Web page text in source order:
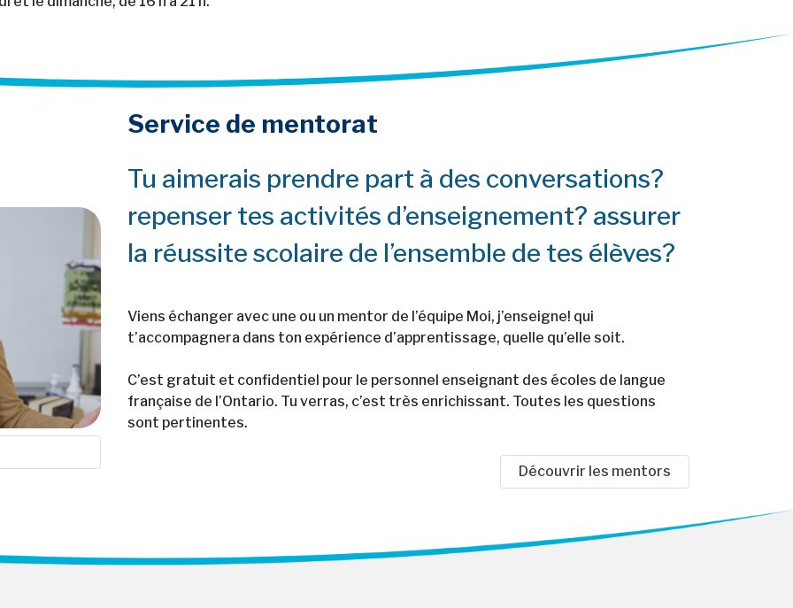
90%
Service de mentorat
Tu aimerais prendre part à des conversations?
repenser tes activités d’enseignement? assurer
la réussite scolaire de l’ensemble de tes élèves?
Viens échanger avec une ou un mentor de l’équipe Moi, j’enseigne! qui
t’accompagnera dans ton expérience d’apprentissage, quelle qu’elle soit.
C’est gratuit et confidentiel pour le personnel enseignant des écoles de langue
française de l’Ontario. Tu verras, c’est très enrichissant. Toutes les questions
sont pertinentes.
Découvrir les mentors